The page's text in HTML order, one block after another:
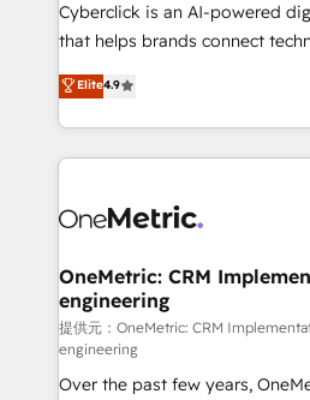
Cyberclick is an AI-powered
that helps brands connect
creativity to achieve
Barcelona and operating across
the UK, we support global
smarter marketing, sales, and
Iberia (Spain & Portugal), we
growth. Our multidisciplinary
that simplify complexity, boost
turn innovation into real impact. 🌍
HubSpot Partner since 2012 •
Award: Best Integration • 150+
Elite4.9
OneMetric: CRM
engineering
提供元：OneMetric: CRM
engineering
Over the past few years,